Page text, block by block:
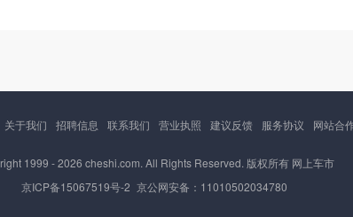
关于我们 招聘信息 联系我们 营业执照 建议反馈 服务协议 网站合
1999 -2026 cheshi.com. All Rights Reserved. 版权所有 网上车市
京ICP备15067519号-2 京公网安备：11010502034780